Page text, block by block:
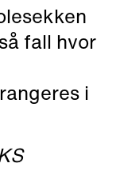
fall hvor
i